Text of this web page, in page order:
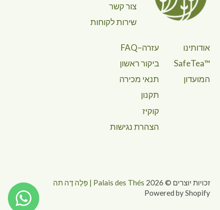
צור קשר
שירות לקוחות
אודותינו
™SafeTea
המועדון
עזרה–FAQ
ביקור ראשון
תנאי מכירה
תקנון
קוקיז
הצהרת נגישות
זכויות יוצרים © 2026
Palais des Thés | פַּלֶה דֶּה תה
Powered by Shopify